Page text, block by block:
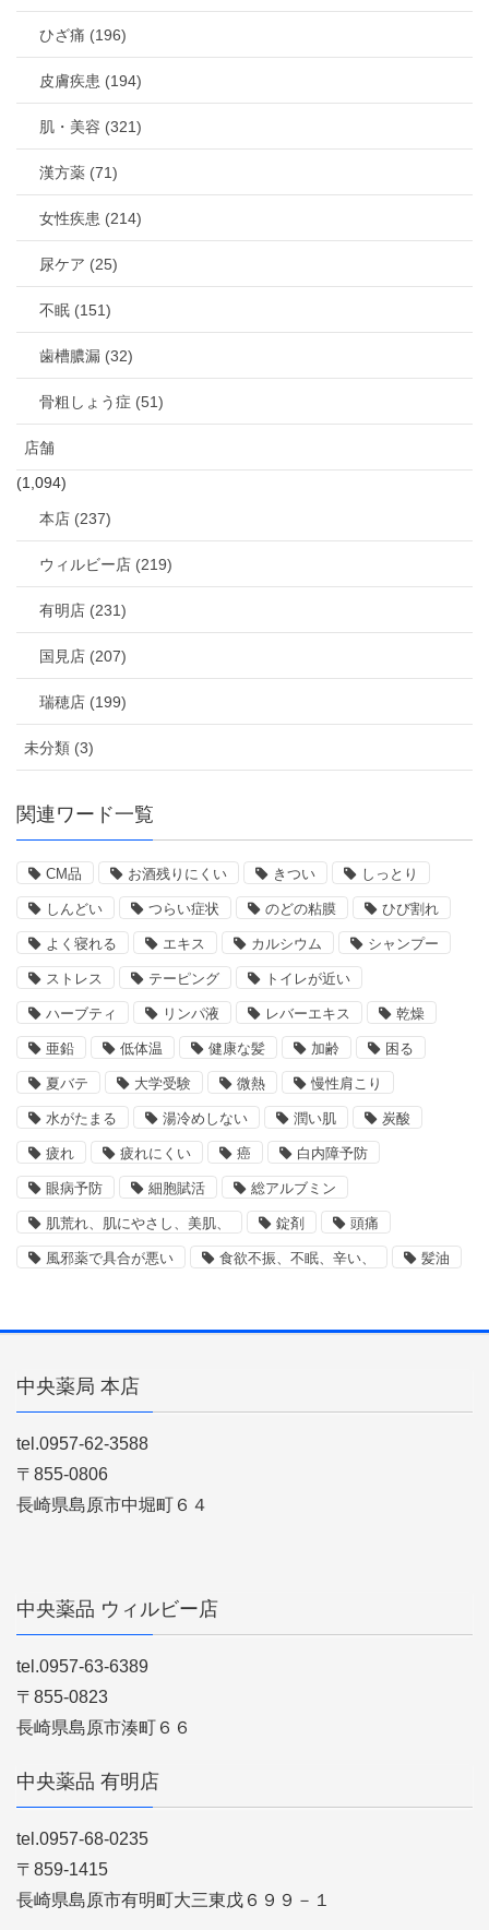
ひざ痛 (196)
皮膚疾患 (194)
肌・美容 (321)
漢方薬 (71)
女性疾患 (214)
尿ケア (25)
不眠 (151)
歯槽膿漏 (32)
骨粗しょう症 (51)
店舗
(1,094)
本店 (237)
ウィルビー店 (219)
有明店 (231)
国見店 (207)
瑞穂店 (199)
未分類 (3)
関連ワード一覧
CM品 お酒残りにくい きつい しっとり
しんどい つらい症状 のどの粘膜 ひび割れ
よく寝れる エキス カルシウム シャンプー
ストレス テーピング トイレが近い
ハーブティ リンパ液 レバーエキス 乾燥
亜鉛 低体温 健康な髪 加齢 困る
夏バテ 大学受験 微熱 慢性肩こり
水がたまる 湯冷めしない 潤い肌 炭酸
疲れ 疲れにくい 癌 白内障予防
眼病予防 細胞賦活 総アルブミン
肌荒れ、肌にやさし、美肌、 錠剤 頭痛
風邪薬で具合が悪い 食欲不振、不眠、辛い、 髪油
中央薬局 本店
tel.0957-62-3588
〒855-0806
長崎県島原市中堀町６４
中央薬品 ウィルビー店
tel.0957-63-6389
〒855-0823
長崎県島原市湊町６６
中央薬品 有明店
tel.0957-68-0235
〒859-1415
長崎県島原市有明町大三東戊６９９－１